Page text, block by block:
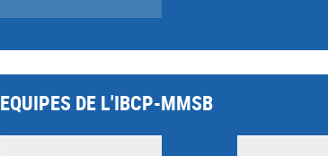
EQUIPES DE L'IBCP-MMSB